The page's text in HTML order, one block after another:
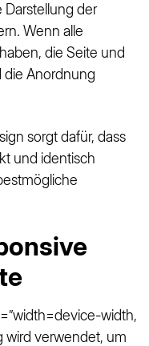
der
Wenn alle
die Seite und
die Anordnung
sorgt dafür, dass
und identisch
width,
wird verwendet, um